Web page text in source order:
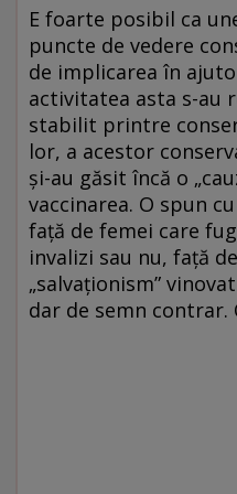
E foarte posibil ca
puncte de vedere
de implicarea în
activitatea asta s-au
stabilit printre
lor, a acestor
și-au găsit încă o
vaccinarea. O spun
față de femei care
invalizi sau nu, față
„salvaționism”
dar de semn